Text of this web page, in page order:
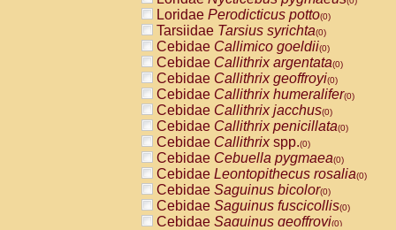
Loridae Perodicticus potto(0)
Tarsiidae Tarsius syrichta(0)
Cebidae Callimico goeldii(0)
Cebidae Callithrix argentata(0)
Cebidae Callithrix geoffroyi(0)
Cebidae Callithrix humeralifer(0)
Cebidae Callithrix jacchus(0)
Cebidae Callithrix penicillata(0)
Cebidae Callithrixspp.(0)
Cebidae Cebuella pygmaea(0)
Cebidae Leontopithecus rosalia(0)
Cebidae Saguinus bicolor(0)
Cebidae Saguinus fuscicollis(0)
Cebidae Saguinus geoffroyi(0)